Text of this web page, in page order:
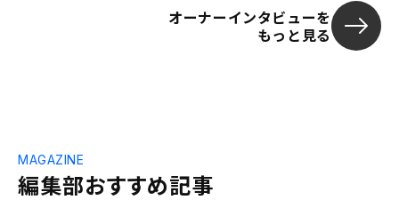
オーナーインタビューを
もっと見る
編集部おすすめ記事
MAGAZINE